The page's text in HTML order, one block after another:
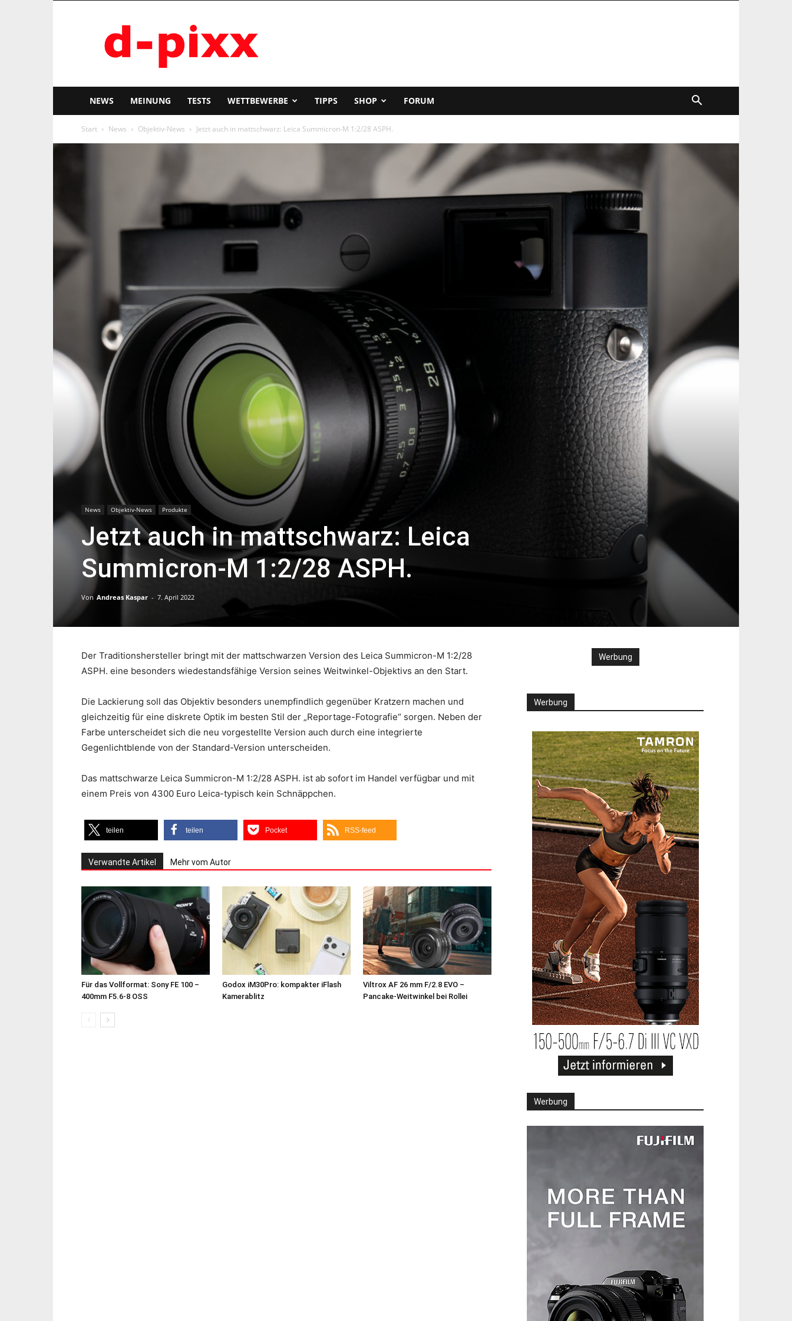
pixx
NEWS MEINUNG TESTS WETTBEWERBE TIPPS SHOP FORUM
Start News Objektiv-News Jetzt auch in mattschwarz: Leica Summicron-M 1:2/28 ASPH.
News Objektiv-News Produkte
Jetzt auch in mattschwarz: Leica
Summicron-M 1:2/28 ASPH.
Von Andreas Kaspar - 7. April 2022
Der Traditionshersteller bringt mit der mattschwarzen Version des Leica Summicron-M 1:2/28
ASPH. eine besonders wiedestandsfähige Version seines Weitwinkel-Objektivs an den Start.
Die Lackierung soll das Objektiv besonders unempfindlich gegenüber Kratzern machen und
gleichzeitig für eine diskrete Optik im besten Stil der „Reportage-Fotografie“ sorgen. Neben der
Farbe unterscheidet sich die neu vorgestellte Version auch durch eine integrierte
Gegenlichtblende von der Standard-Version unterscheiden.
Das mattschwarze Leica Summicron-M 1:2/28 ASPH. ist ab sofort im Handel verfügbar und mit
einem Preis von 4300 Euro Leica-typisch kein Schnäppchen.
teilen teilen Pocket RSS-feed
Verwandte Artikel Mehr vom Autor
Für das Vollformat: Sony FE 100 –
400mm F5.6-8 OSS
Godox iM30Pro: kompakter iFlash
Kamerablitz
Viltrox AF 26 mm F/2.8 EVO –
Pancake-Weitwinkel bei Rollei
Werbung
Werbung
Werbung